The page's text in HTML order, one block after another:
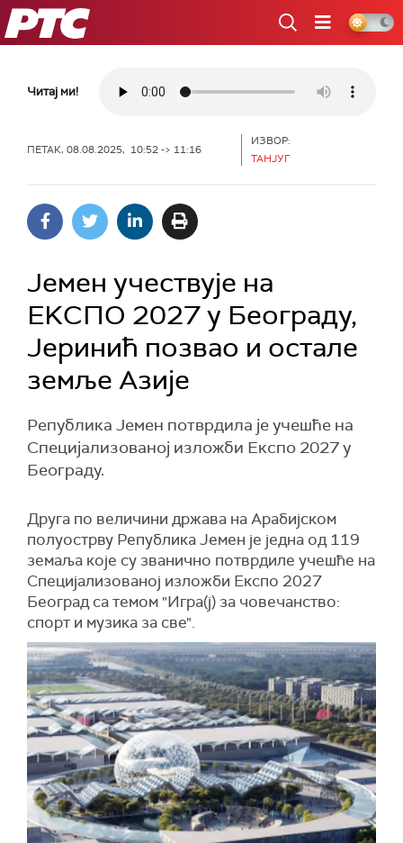
РТС
Читај ми!
ПЕТАК, 08.08.2025, 10:52 -> 11:16
ИЗВОР:
ТАНЈУГ
Јемен учествује на
ЕKСПО 2027 у Београду,
Јеринић позвао и остале
земље Азије
Република Јемен потврдила је учешће на
Специјализованој изложби Експо 2027 у
Београду.
Друга по величини држава на Арабијском
полуострву Република Јемен је једна од 119
земаља које су званично потврдиле учешће на
Специјализованој изложби Експо 2027
Београд са темом "Игра(ј) за човечанство:
спорт и музика за све".